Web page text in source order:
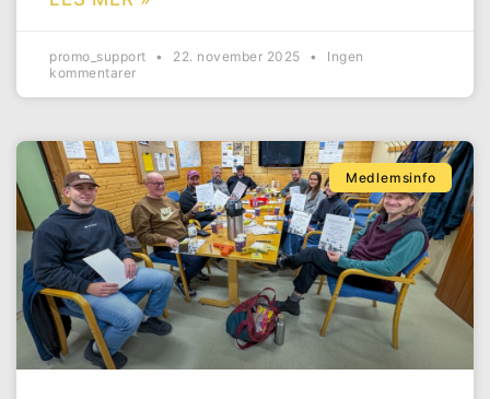
promo_support 22. november 2025
Ingen
kommentarer
Medlemsinfo